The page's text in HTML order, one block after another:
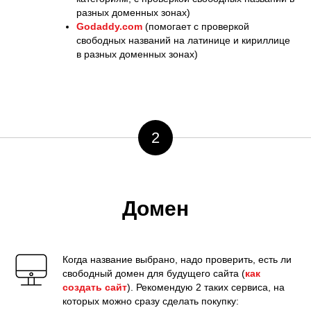
разных доменных зонах)
Godaddy.com (помогает с проверкой
свободных названий на латинице и кириллице
в разных доменных зонах)
2
Домен
Когда название выбрано, надо проверить, есть ли
свободный домен для будущего сайта (как
создать сайт). Рекомендую 2 таких сервиса, на
которых можно сразу сделать покупку: